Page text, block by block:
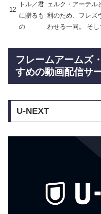
12
トル／君
に贈るも
の
ェルク・アーテル
利のため、フレズ
わせる一同。 そ
フレームアームズ
すめの動画配信サ
U-NEXT